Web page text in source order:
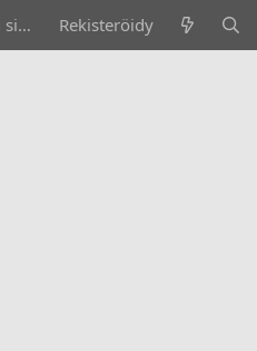
Kirjaudu sisään Rekisteröidy